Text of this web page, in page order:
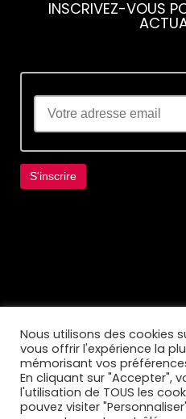
INSCRIVEZ-VOUS
Nous utilisons des cookies
vous offrir l'expérience la
mémorisant vos
En cliquant sur "Accepter",
l'utilisation de TOUS les
pouvez visiter